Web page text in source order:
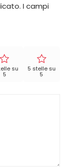
I campi
su
5
5 stelle su
5